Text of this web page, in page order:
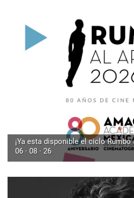
¡Ya esta disponible el ciclo Rumbo
06 · 08 · 26